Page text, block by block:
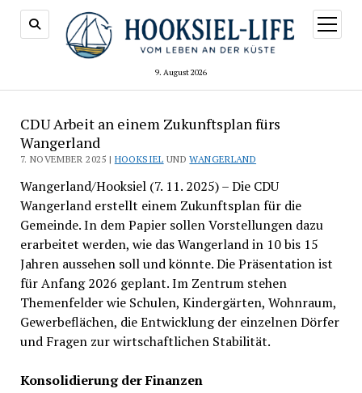
9. August 2026
Menü
öffnen
CDU Arbeit an einem Zukunftsplan fürs
Wangerland
7. NOVEMBER 2025 | HOOKSIEL UNDWANGERLAND
Wangerland/Hooksiel (7. 11. 2025) – Die CDU
Wangerland erstellt einem Zukunftsplan für die
Gemeinde. In dem Papier sollen Vorstellungen dazu
erarbeitet werden, wie das Wangerland in 10 bis 15
Jahren aussehen soll und könnte. Die Präsentation ist
für Anfang 2026 geplant. Im Zentrum stehen
Themenfelder wie Schulen, Kindergärten, Wohnraum,
Gewerbeflächen, die Entwicklung der einzelnen Dörfer
und Fragen zur wirtschaftlichen Stabilität.
Konsolidierung der Finanzen